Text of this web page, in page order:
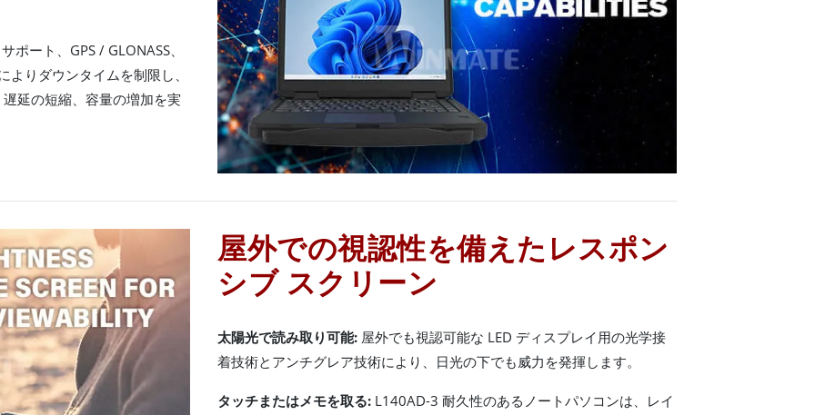
ポート、GPS / GLONASS、
よりダウンタイムを制限し、
延の短縮、容量の増加を実
屋外での視認性を備えたレスポン
シブ スクリーン
太陽光で読み取り可能: 屋外でも視認可能な LED ディスプレイ用の光学接
着技術とアンチグレア技術により、日光の下でも威力を発揮します。
タッチまたはメモを取る: L140AD-3 耐久性のあるノートパソコンは、レイ